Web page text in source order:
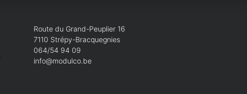
Route du Grand-Peuplier 16
7110 Strépy-Bracquegnies
064/54 94 09
info@modulco.be